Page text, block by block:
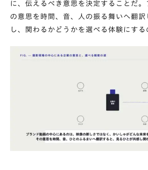
に、伝えるべき意思を決定することだ
の意思を時間、音、人の振る舞いへ翻訳
し、関わるかどうかを選べる体験にする